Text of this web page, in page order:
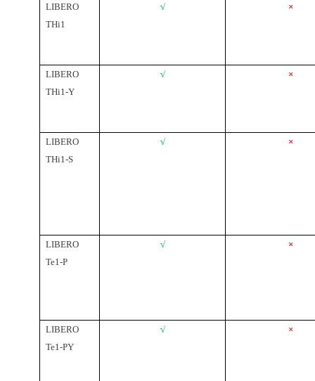
LIBERO
THi1
√ ×
LIBERO
THi1-Y
√ ×
LIBERO
THi1-S
√ ×
LIBERO
Te1-P
√ ×
LIBERO
Te1-PY
√ ×